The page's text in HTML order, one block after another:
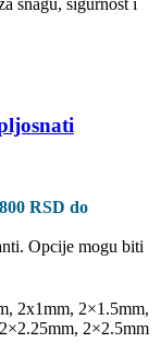
RSD do
Opcije mogu biti
, 2x1mm, 2×1.5mm,
2×2.25mm, 2×2.5mm